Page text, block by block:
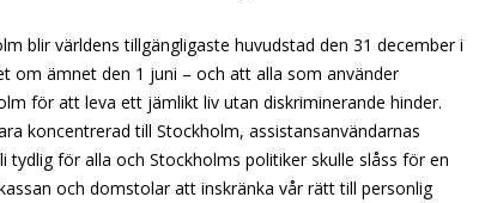
blir världens tillgängligaste huvudstad den 31 december i
om ämnet den 1 juni – och att alla som använder
för att leva ett jämlikt liv utan diskriminerande hinder.
koncentrerad till Stockholm, assistansanvändarnas
tydlig för alla och Stockholms politiker skulle slåss för en
och domstolar att inskränka vår rätt till personlig